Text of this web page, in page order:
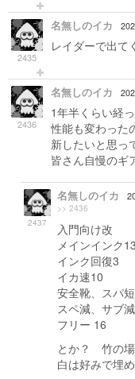
2435
名無しのイカ
レイダーで出て
2436
名無しのイカ
1年半くらい経
性能も変わった
新したいと思っ
皆さん自慢のギ
2437
名無しのイカ
>> 2436
入門向け改
メインインク13
インク回復3
イカ速10
安全靴、スパ
スペ減、サブ
フリー 16
とか？ 竹の場
白は好みで埋